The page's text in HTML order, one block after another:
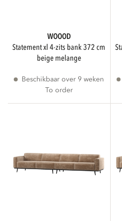
WOOOD
statement xl 4-zits bank 372 cm
beige melange
Beschikbaar over 9 weken
To order
statement xl 4-zits bank 372 cm